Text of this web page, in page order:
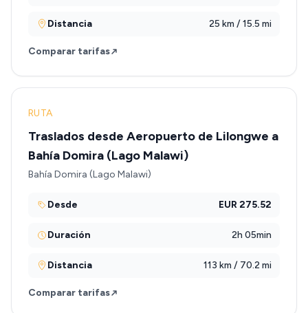
Distancia 25 km / 15.5 mi
Comparar tarifas
RUTA
Traslados desde Aeropuerto de Lilongwe a
Bahía Domira (Lago Malawi)
Bahía Domira (Lago Malawi)
Desde EUR 275.52
Duración 2h 05min
Distancia 113 km / 70.2 mi
Comparar tarifas